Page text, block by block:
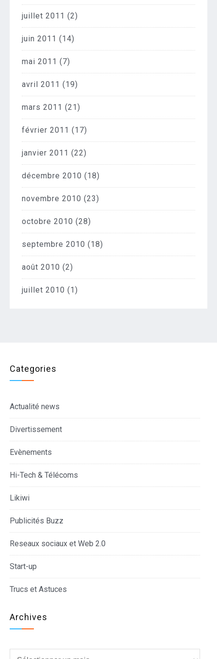
juillet 2011 (2)
juin 2011 (14)
mai 2011 (7)
avril 2011 (19)
mars 2011 (21)
février 2011 (17)
janvier 2011 (22)
décembre 2010 (18)
novembre 2010 (23)
octobre 2010 (28)
septembre 2010 (18)
août 2010 (2)
juillet 2010 (1)
Categories
Actualité news
Divertissement
Evènements
Hi-Tech & Télécoms
Likiwi
Publicités Buzz
Reseaux sociaux et Web 2.0
Start-up
Trucs et Astuces
Archives